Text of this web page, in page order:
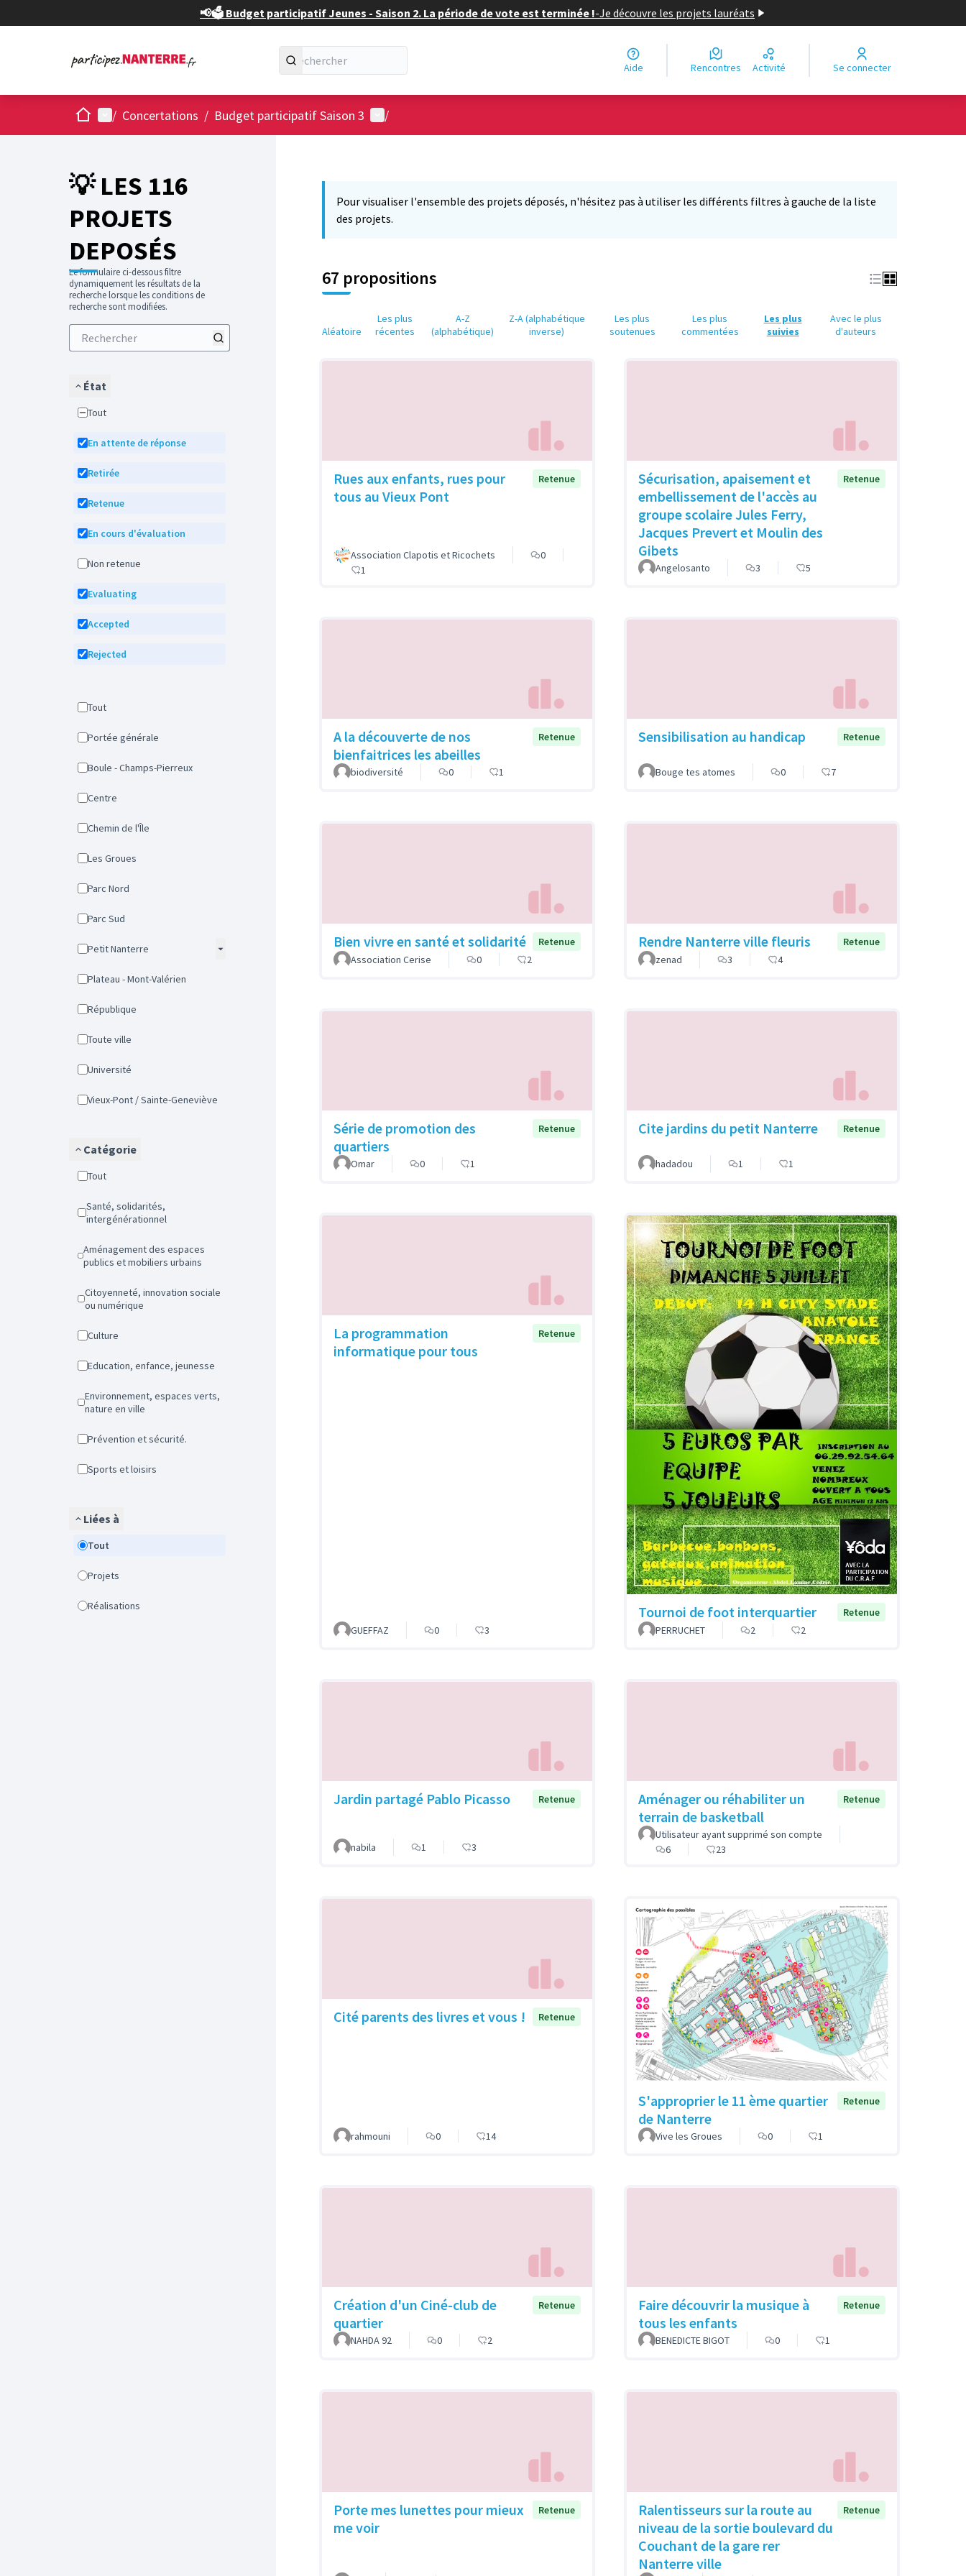
📢🗳️ Budget participatif Jeunes - Saison 2. La période de vote est terminée !-Je découvre les projets lauréats
Aide Rencontres Activité Se connecter
AccueilMenu principal
/ Concertations / Budget participatif Saison 3 Menu utilisateur
/
💡 LES 116
PROJETS
DEPOSÉS
Le formulaire ci-dessous filtre
dynamiquement les résultats de la
recherche lorsque les conditions de
recherche sont modifiées.
État
Tout
En attente de réponse
Retirée
Retenue
En cours d'évaluation
Non retenue
Evaluating
Accepted
Rejected
Tout
Portée générale
Boule - Champs-Pierreux
Centre
Chemin de l'Île
Les Groues
Parc Nord
Parc Sud
Petit Nanterre
Plateau - Mont-Valérien
République
Toute ville
Université
Vieux-Pont / Sainte-Geneviève
Catégorie
Tout
Santé, solidarités,
intergénérationnel
Aménagement des espaces
publics et mobiliers urbains
Citoyenneté, innovation sociale
ou numérique
Culture
Education, enfance, jeunesse
Environnement, espaces verts,
nature en ville
Prévention et sécurité.
Sports et loisirs
Liées à
Tout
Projets
Réalisations
Pour visualiser l'ensemble des projets déposés, n'hésitez pas à utiliser les différents filtres à gauche de la liste
des projets.
67 propositions
Aléatoire
Les plus
récentes
A-Z
(alphabétique)
Z-A (alphabétique
inverse)
Les plus
soutenues
Les plus
commentées
Les plus
suivies
Avec le plus
d'auteurs
Rues aux enfants, rues pour
tous au Vieux Pont
Retenue
Association Clapotis et Ricochets
0
1
Sécurisation, apaisement et
embellissement de l'accès au
groupe scolaire Jules Ferry,
Jacques Prevert et Moulin des
Gibets
Retenue
Angelosanto 3 5
A la découverte de nos
bienfaitrices les abeilles
Retenue
biodiversité 0 1
Sensibilisation au handicap Retenue
Bouge tes atomes 0 7
Bien vivre en santé et solidarité
Retenue
Association Cerise
0 2
Rendre Nanterre ville fleuris
Retenue
zenad
3 4
Série de promotion des
quartiers
Retenue
Omar 0 1
Cite jardins du petit Nanterre Retenue
hadadou 1 1
La programmation
informatique pour tous
Retenue
GUEFFAZ 0 3
Tournoi de foot interquartier
Retenue
PERRUCHET
2 2
Jardin partagé Pablo Picasso Retenue
nabila 1 3
Aménager ou réhabiliter un
terrain de basketball
Retenue
Utilisateur ayant supprimé son compte
6
23
Cité parents des livres et vous ! Retenue
rahmouni 0 14
S'approprier le 11 ème quartier
de Nanterre
Retenue
Vive les Groues 0 1
Création d'un Ciné-club de
quartier
Retenue
NAHDA 92 0 2
Faire découvrir la musique à
tous les enfants
Retenue
BENEDICTE BIGOT 0 1
Porte mes lunettes pour mieux
me voir
Retenue
Ralentisseurs sur la route au
niveau de la sortie boulevard du
Couchant de la gare rer
Nanterre ville
Retenue